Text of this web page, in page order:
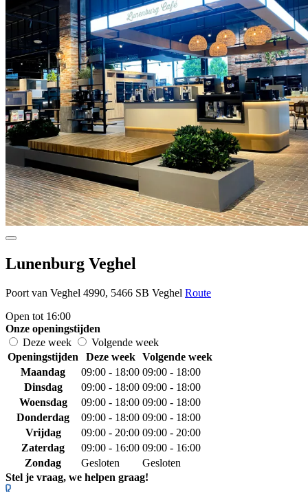
Lunenburg Veghel
Poort van Veghel 4990, 5466 SB Veghel Route
Open tot 16:00
Onze openingstijden
Deze week
Volgende week
Openingstijden
Deze week
Volgende week
Maandag
09:00 - 18:00 09:00 - 18:00
Dinsdag
09:00 - 18:00 09:00 - 18:00
Woensdag
09:00 - 18:00 09:00 - 18:00
Donderdag
09:00 - 18:00 09:00 - 18:00
Vrijdag
09:00 - 20:00 09:00 - 20:00
Zaterdag
09:00 - 16:00 09:00 - 16:00
Zondag
Gesloten
Gesloten
Stel je vraag, we helpen graag!